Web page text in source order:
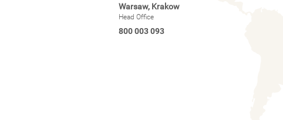
Warsaw, Krakow
Head Office
800 003 093